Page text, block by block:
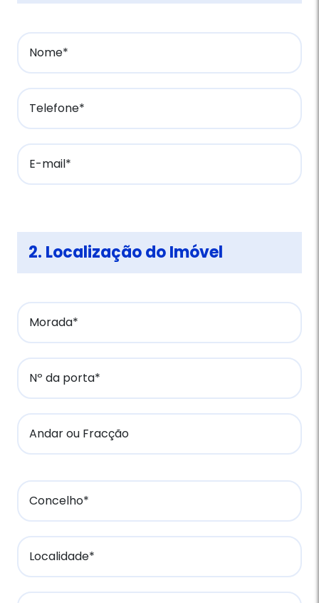
Nome*
Telefone*
E-mail*
2. Localização do Imóvel
Morada*
Nº da porta*
Andar ou Fracção
Concelho*
Localidade*